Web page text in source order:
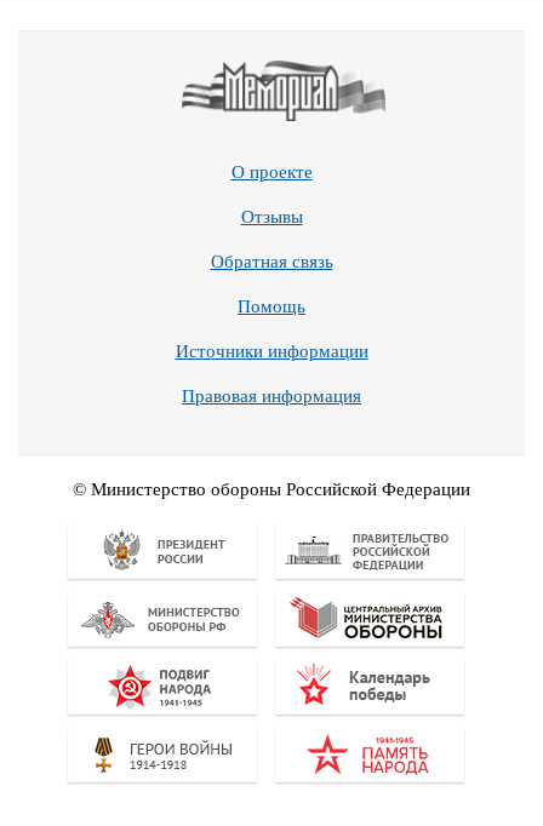
О проекте
Отзывы
Обратная связь
Помощь
Источники информации
Правовая информация
© Министерство обороны Российской Федерации